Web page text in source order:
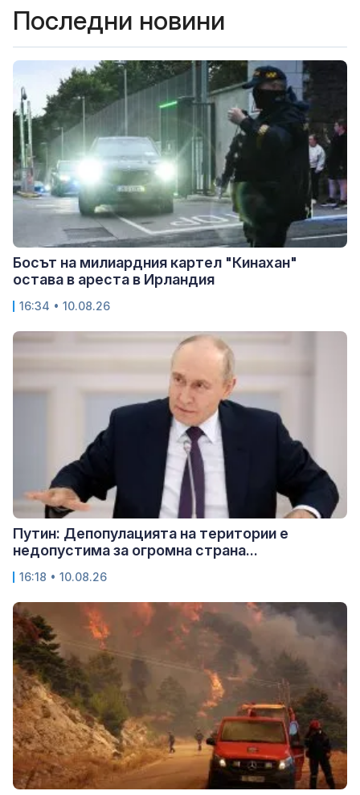
Последни новини
Босът на милиардния картел "Кинахан"
остава в ареста в Ирландия
16:34 • 10.08.26
Путин: Депопулацията на територии е
недопустима за огромна страна...
16:18 • 10.08.26